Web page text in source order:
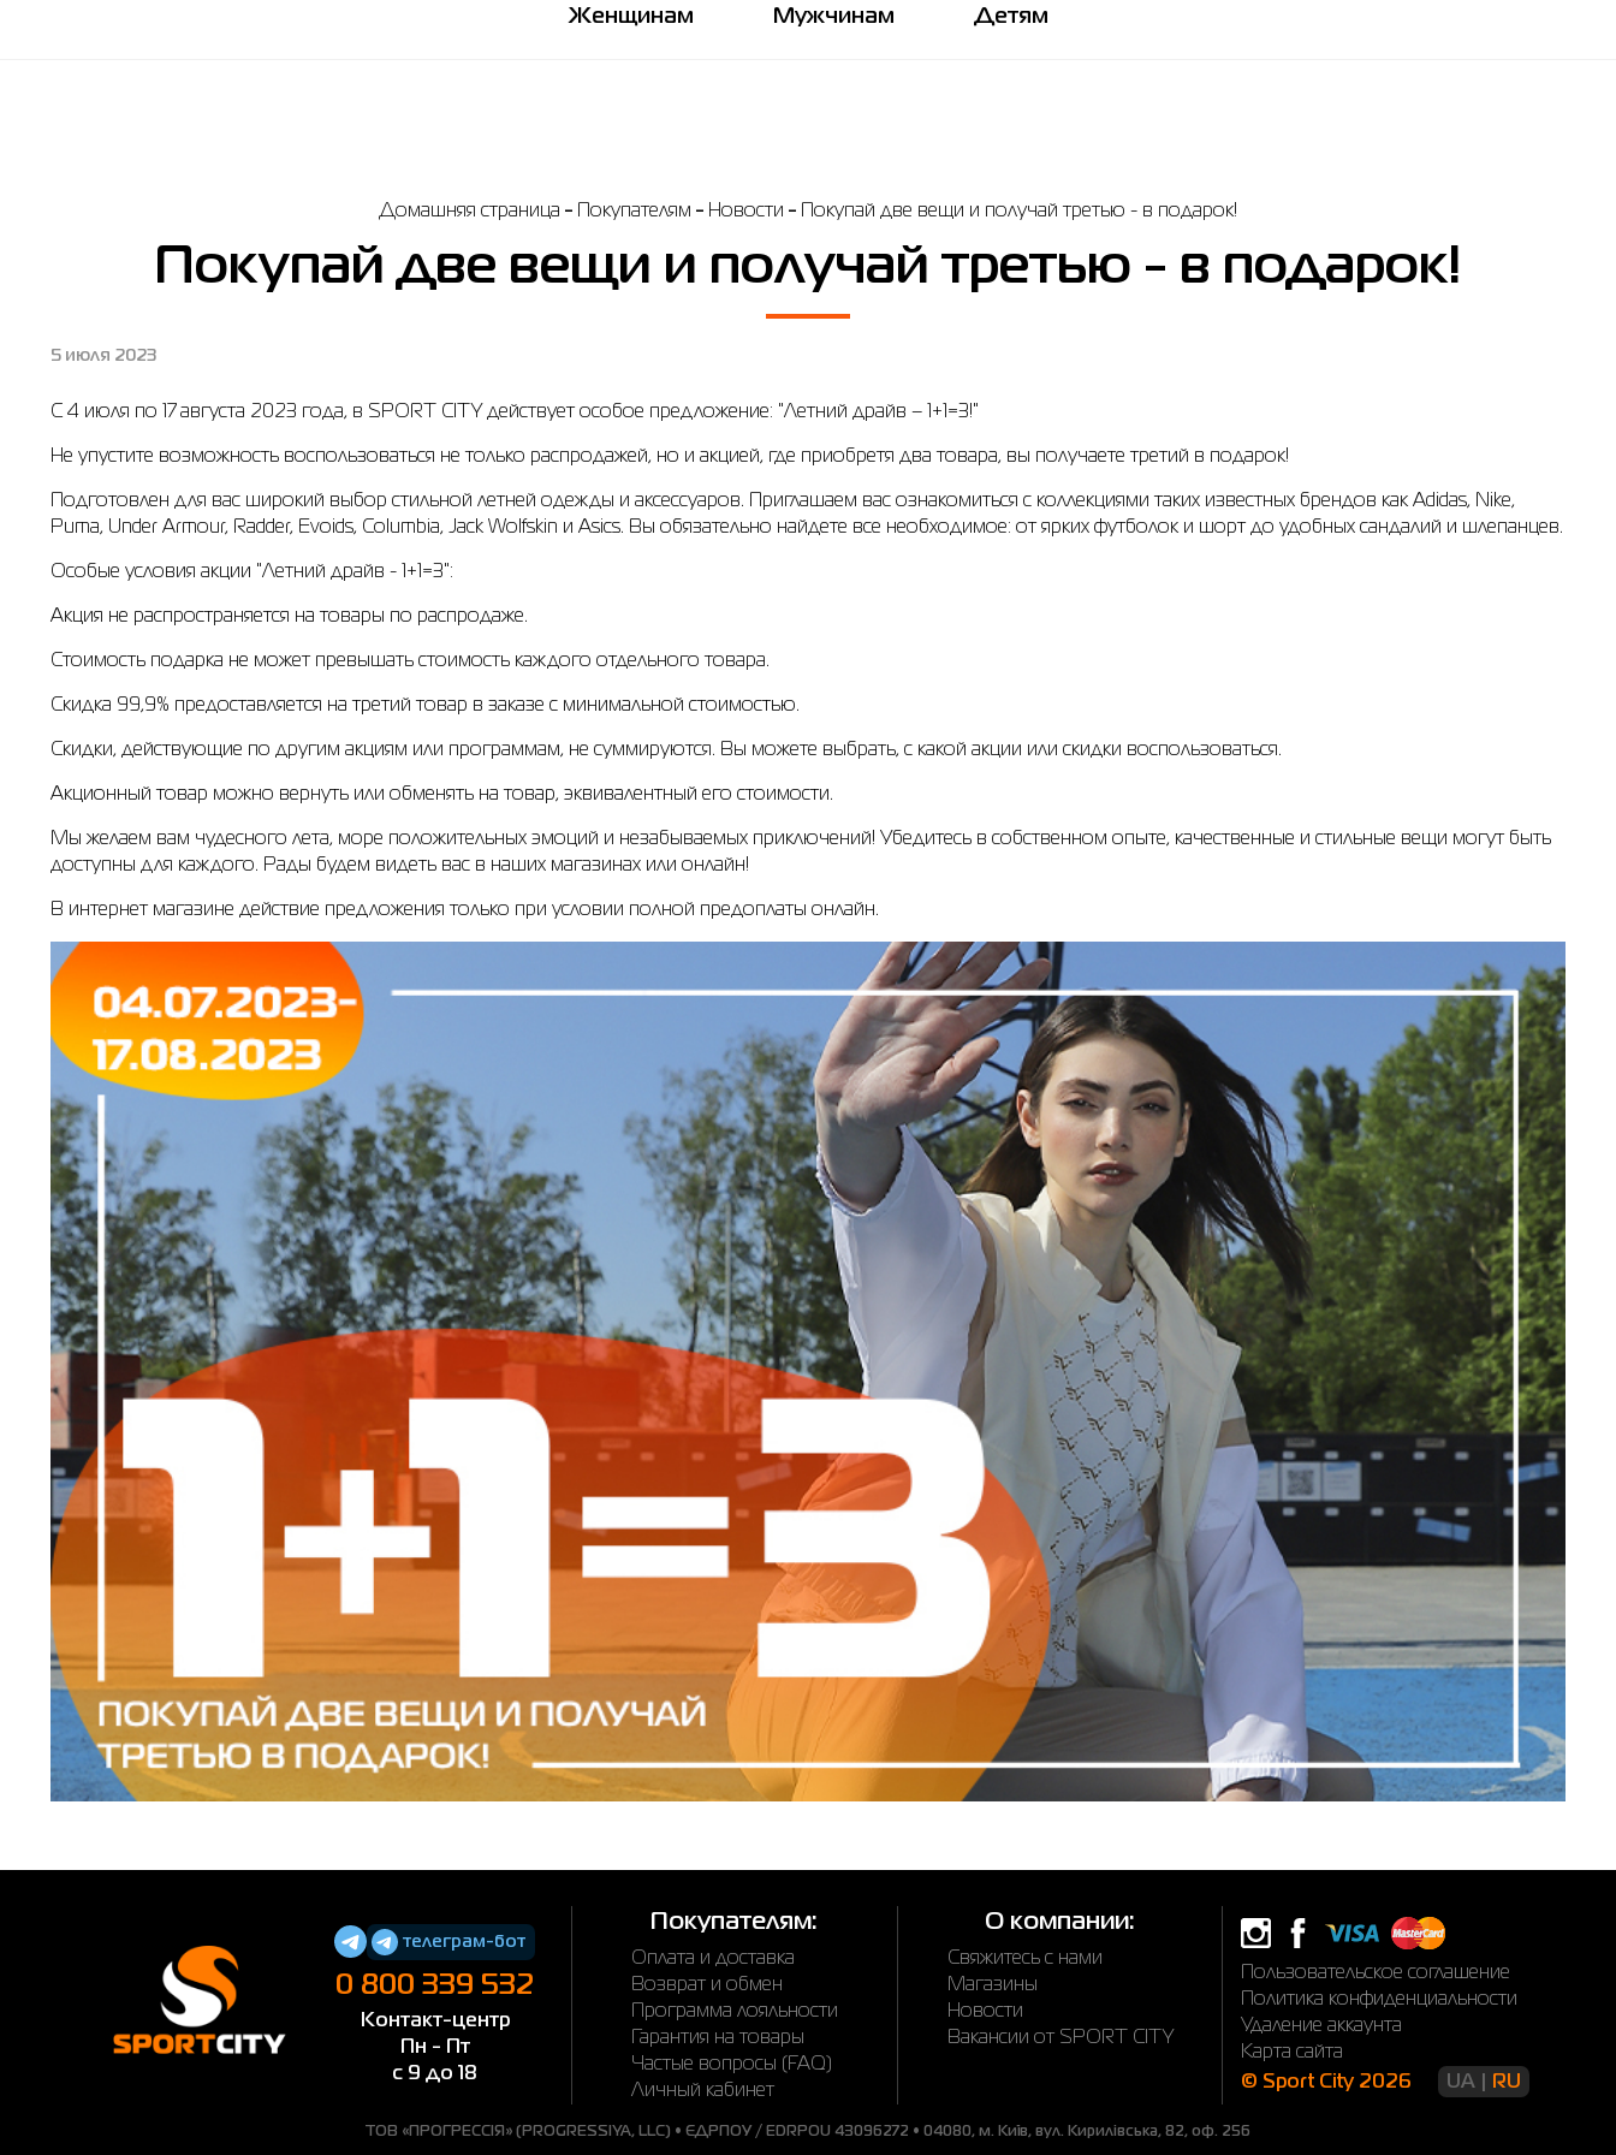
Женщинам Мужчинам Детям
Домашняя страница Покупателям Новости Покупай две вещи и получай третью - в подарок!
Покупай две вещи и получай третью - в подарок!
5 июля 2023
С 4 июля по 17 августа 2023 года, в SPORT CITY действует особое предложение: "Летний драйв – 1+1=3!"
Не упустите возможность воспользоваться не только распродажей, но и акцией, где приобретя два товара, вы получаете третий в подарок!
Подготовлен для вас широкий выбор стильной летней одежды и аксессуаров. Приглашаем вас ознакомиться с коллекциями таких известных брендов как Adidas, Nike,
Puma, Under Armour, Radder, Evoids, Columbia, Jack Wolfskin и Asics. Вы обязательно найдете все необходимое: от ярких футболок и шорт до удобных сандалий и шлепанцев.
Особые условия акции "Летний драйв - 1+1=3":
Акция не распространяется на товары по распродаже.
Стоимость подарка не может превышать стоимость каждого отдельного товара.
Скидка 99,9% предоставляется на третий товар в заказе с минимальной стоимостью.
Скидки, действующие по другим акциям или программам, не суммируются. Вы можете выбрать, с какой акции или скидки воспользоваться.
Акционный товар можно вернуть или обменять на товар, эквивалентный его стоимости.
Мы желаем вам чудесного лета, море положительных эмоций и незабываемых приключений! Убедитесь в собственном опыте, качественные и стильные вещи могут быть
доступны для каждого. Рады будем видеть вас в наших магазинах или онлайн!
В интернет магазине действие предложения только при условии полной предоплаты онлайн.
телеграм-бот
0 800 339 532
Контакт-центр
Пн - Пт
с 9 до 18
Покупателям:
Оплата и доставка
Возврат и обмен
Программа лояльности
Гарантия на товары
Частые вопросы (FAQ)
Личный кабинет
О компании:
Свяжитесь с нами
Магазины
Новости
Вакансии от SPORT CITY
Пользовательское соглашение
Политика конфиденциальности
Удаление аккаунта
Карта сайта
© Sport City 2026
UA RU
ТОВ «ПРОГРЕССІЯ» (PROGRESSIYA, LLC) • ЄДРПОУ / EDRPOU 43096272 • 04080, м. Київ, вул. Кирилівська, 82, оф. 256